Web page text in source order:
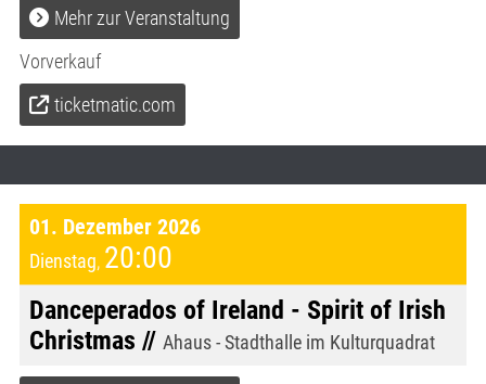
Mehr zur Veranstaltung
Vorverkauf
ticketmatic.com
01. Dezember 2026
Dienstag, 20:00
Danceperados of Ireland - Spirit of Irish
Christmas // Ahaus - Stadthalle im Kulturquadrat